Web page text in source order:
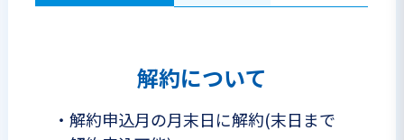
解約について
・ 解約申込月の月末日に解約(末日まで